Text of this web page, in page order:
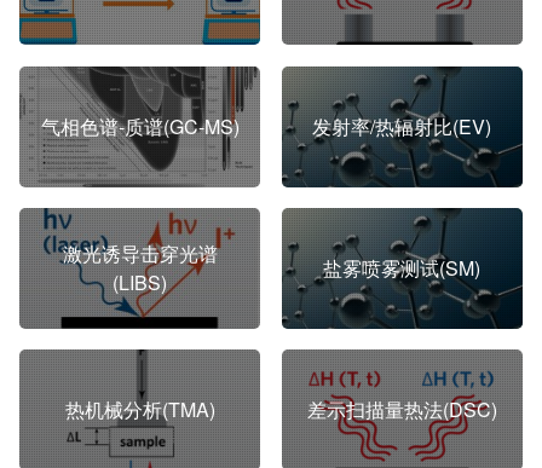
气相色谱-质谱(GC-MS) 发射率/热辐射比(EV)
激光诱导击穿光谱
(LIBS)
盐雾喷雾测试(SM)
热机械分析(TMA) 差示扫描量热法(DSC)